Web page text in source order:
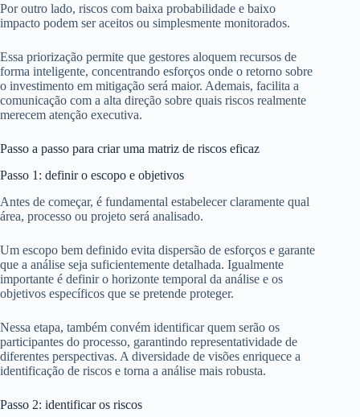
Por outro lado, riscos com baixa probabilidade e baixo
impacto podem ser aceitos ou simplesmente monitorados.
Essa priorização permite que gestores aloquem recursos de
forma inteligente, concentrando esforços onde o retorno sobre
o investimento em mitigação será maior. Ademais, facilita a
comunicação com a alta direção sobre quais riscos realmente
merecem atenção executiva.
Passo a passo para criar uma matriz de riscos eficaz
Passo 1: definir o escopo e objetivos
Antes de começar, é fundamental estabelecer claramente qual
área, processo ou projeto será analisado.
Um escopo bem definido evita dispersão de esforços e garante
que a análise seja suficientemente detalhada. Igualmente
importante é definir o horizonte temporal da análise e os
objetivos específicos que se pretende proteger.
Nessa etapa, também convém identificar quem serão os
participantes do processo, garantindo representatividade de
diferentes perspectivas. A diversidade de visões enriquece a
identificação de riscos e torna a análise mais robusta.
Passo 2: identificar os riscos